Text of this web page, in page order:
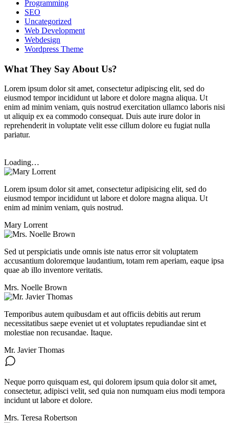
Programming
SEO
Uncategorized
Web Development
Webdesign
Wordpress Theme
What They Say About Us?
Lorem ipsum dolor sit amet, consectetur adipiscing elit, sed do
eiusmod tempor incididunt ut labore et dolore magna aliqua. Ut
enim ad minim veniam, quis nostrud exercitation ullamco laboris nisi
ut aliquip ex ea commodo consequat. Duis aute irure dolor in
reprehenderit in voluptate velit esse cillum dolore eu fugiat nulla
pariatur.
Loading…
Lorem ipsum dolor sit amet, consectetur adipisicing elit, sed do
eiusmod tempor incididunt ut labore et dolore magna aliqua. Ut
enim ad minim veniam, quis nostrud.
Mary Lorrent
Sed ut perspiciatis unde omnis iste natus error sit voluptatem
accusantium doloremque laudantium, totam rem aperiam, eaque ipsa
quae ab illo inventore veritatis.
Mrs. Noelle Brown
Temporibus autem quibusdam et aut officiis debitis aut rerum
necessitatibus saepe eveniet ut et voluptates repudiandae sint et
molestiae non recusandae. Itaque.
Mr. Javier Thomas
Neque porro quisquam est, qui dolorem ipsum quia dolor sit amet,
consectetur, adipisci velit, sed quia non numquam eius modi tempora
incidunt ut labore et dolore.
Mrs. Teresa Robertson